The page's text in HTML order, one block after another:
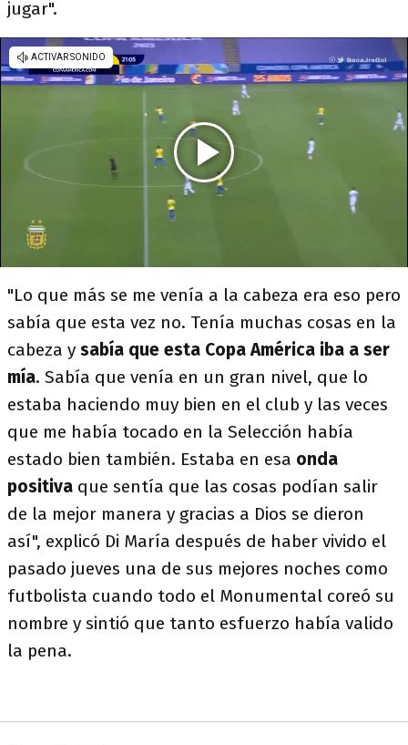
jugar".
"Lo que más se me venía a la cabeza era eso pero
sabía que esta vez no. Tenía muchas cosas en la
cabeza y sabía que esta Copa América iba a ser
mía. Sabía que venía en un gran nivel, que lo
estaba haciendo muy bien en el club y las veces
que me había tocado en la Selección había
estado bien también. Estaba en esa onda
positiva que sentía que las cosas podían salir
de la mejor manera y gracias a Dios se dieron
así", explicó Di María después de haber vivido el
pasado jueves una de sus mejores noches como
futbolista cuando todo el Monumental coreó su
nombre y sintió que tanto esfuerzo había valido
la pena.